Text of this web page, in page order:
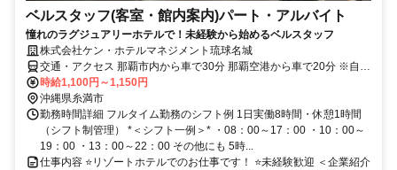
ベルスタッフ(客室・館内案内)パート・アルバイト
憧れのラグジュアリーホテルで！未経験から始めるベルスタッフ
株式会社ケン・ホテルマネジメント琉球名城
交通・アクセス 那覇市内から車で30分 那覇空港から車で20分 ※自動
車・バイク通勤可
時給1,100円～1,150円
沖縄県糸満市
勤務時間詳細 フルタイム勤務のシフト例 1日実働8時間・休憩1時間
（シフト制管理） *＜シフト一例＞* ・08：00～17：00 ・10：00～
19：00 ・13：00～22：00 その他にも 5時...
仕事内容 ⭐リゾートホテルでのお仕事です！ ⭐未経験歓迎 ＜企業紹介